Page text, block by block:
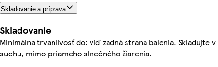
Skladovanie a príprava
Skladovanie
Minimálna trvanlivosť do: viď zadná strana balenia. Skladujte v
suchu, mimo priameho slnečného žiarenia.